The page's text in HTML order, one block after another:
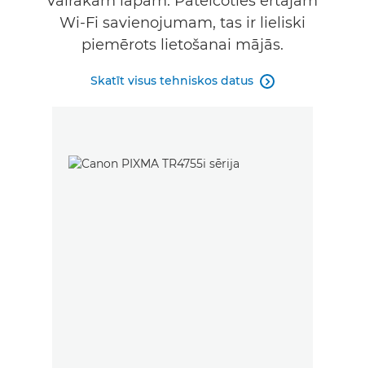
Wi-Fi savienojumam, tas ir lieliski
piemērots lietošanai mājās.
Skatīt visus tehniskos datus 